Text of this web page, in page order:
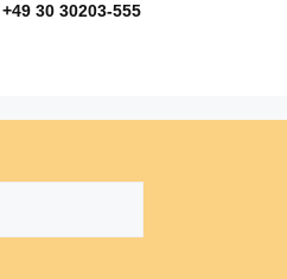
30 30203-555